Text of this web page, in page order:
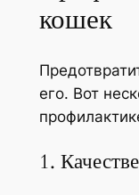
кошек
его. Вот
1.